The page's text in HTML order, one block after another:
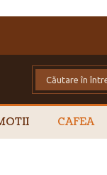
CAFEA